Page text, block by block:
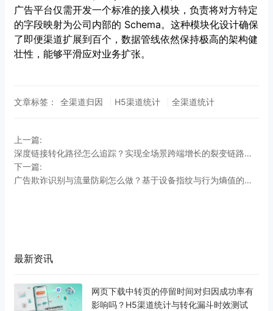
广告平台仅需开发一个标准的接入模块，负责将对方特定
的字段映射为公司内部的 Schema。这种模块化设计确保
了即便渠道扩展到百个，数据管线依然保持极高的架构健
壮性，能够平滑应对业务扩张。
文章标签： 全渠道归因 H5渠道统计 全渠道统计
上一篇:
深度链接转化路径怎么追踪？实现全场景跨端增长的裂变链路还原方案
下一篇:
广告欺诈识别与流量防刷怎么做？基于设备指纹与行为熵值的自动化防刷体系
最新资讯
网页下载中转页的停留时间对归因成功率有
影响吗？H5渠道统计与转化漏斗时效测试